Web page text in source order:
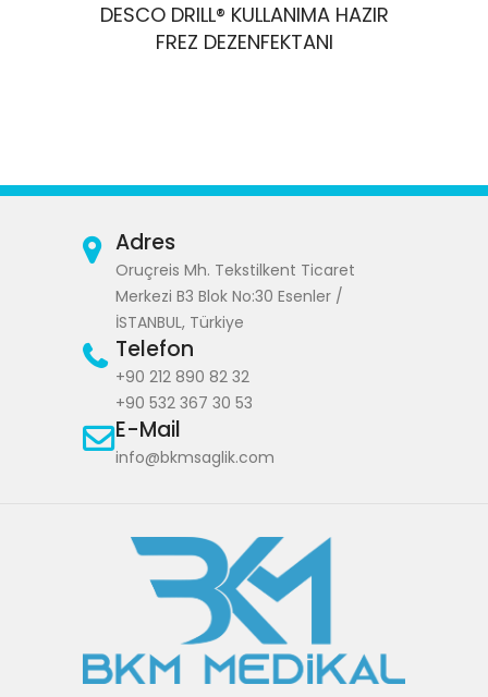
DESCO DRILL® KULLANIMA HAZIR
FREZ DEZENFEKTANI
Adres
Oruçreis Mh. Tekstilkent Ticaret
Merkezi B3 Blok No:30 Esenler /
İSTANBUL, Türkiye
Telefon
+90 212 890 82 32
+90 532 367 30 53
E-Mail
info@bkmsaglik.com